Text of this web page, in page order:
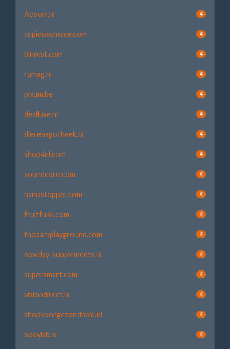
Aosom.nl 4
cupidoschoice.com 4
blinkist.com 4
rumag.nl 4
pixum.be 4
dealluxe.nl 4
dierenapotheek.nl 4
shop4nl.com 4
soundcore.com 4
nanostopper.com 4
fruitfunk.com 4
theparkplayground.com 4
newday-supplements.nl 4
supersmart.com 4
visiondirect.nl 4
shopvoorgezondheid.nl 4
bodylab.nl 4